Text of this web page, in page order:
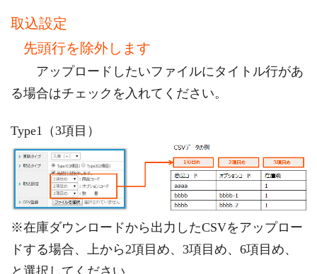
取込設定
先頭行を除外します
アップロードしたいファイルにタイトル行があ
る場合はチェックを入れてください。
Type1（3項目）
※在庫ダウンロードから出力したCSVをアップロー
ドする場合、上から2項目め、3項目め、6項目め、